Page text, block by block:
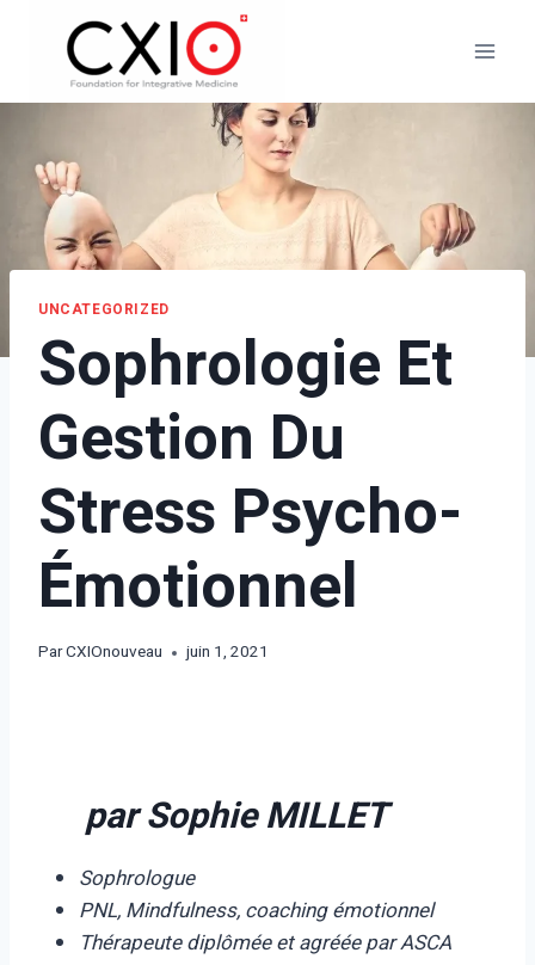
contenu
UNCATEGORIZED
Sophrologie Et
Gestion Du
Stress Psycho-
Émotionnel
ParCXIOnouveau juin 1, 2021
par Sophie MILLET
Sophrologue
PNL, Mindfulness, coaching émotionnel
Thérapeute diplômée et agréée par ASCA